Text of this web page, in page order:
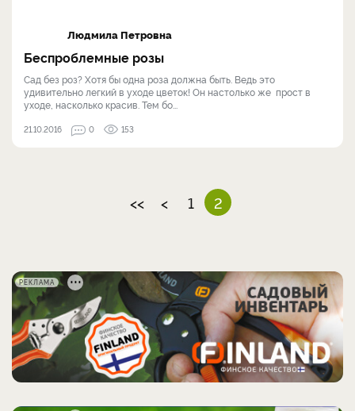
Людмила Петровна
Беспроблемные розы
Сад без роз? Хотя бы одна роза должна быть. Ведь это
удивительно легкий в уходе цветок! Он настолько же прост в
уходе, насколько красив. Тем бо...
21.10.2016 0 153
<< < 1 2
РЕКЛАМА